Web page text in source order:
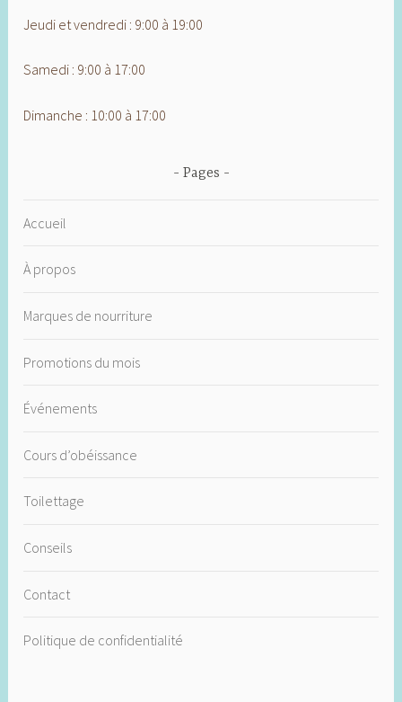
Jeudi et vendredi : 9:00 à 19:00
Samedi : 9:00 à 17:00
Dimanche : 10:00 à 17:00
Pages
Accueil
À propos
Marques de nourriture
Promotions du mois
Événements
Cours d’obéissance
Toilettage
Conseils
Contact
Politique de confidentialité